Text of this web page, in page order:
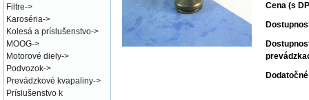
Cena (s
Filtre->
Karoséria->
Kolesá a príslušenstvo->
MOOG->
Motorové diely->
Podvozok->
Prevádzkové kvapaliny->
Príslušenstvo k